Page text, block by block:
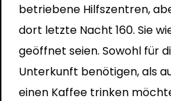
betriebene Hilfszentren,
dort letzte Nacht 160. Sie
geöffnet seien. Sowohl für
Unterkunft benötigen, als
einen Kaffee trinken